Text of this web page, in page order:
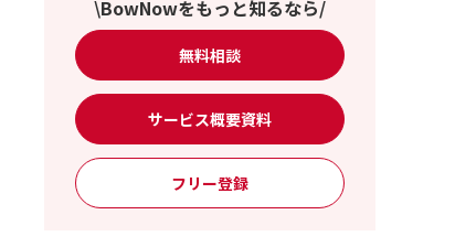
\BowNowをもっと知るなら/
無料相談
サービス概要資料
フリー登録